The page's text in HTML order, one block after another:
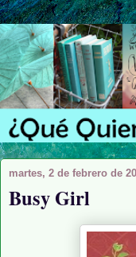
martes, 2 de febrero de
Busy Girl